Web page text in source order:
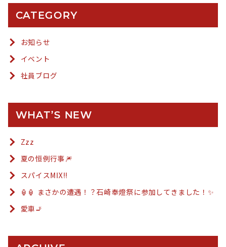
CATEGORY
お知らせ
イベント
社員ブログ
WHAT’S NEW
Zzz
夏の恒例行事🎆
スパイスMIX!!
🏮🏮 まさかの遭遇！？石崎奉燈祭に参加してきました！✨
愛車🚬